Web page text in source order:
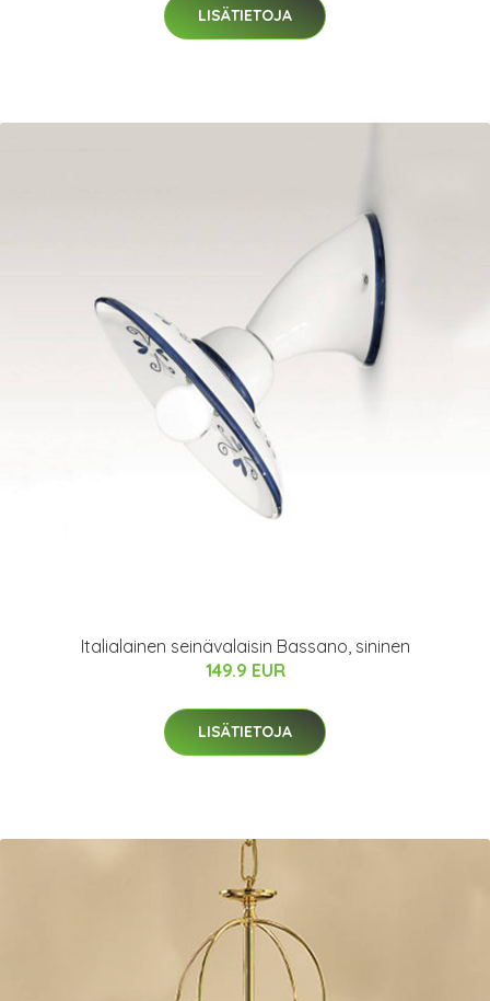
LISÄTIETOJA
Italialainen seinävalaisin Bassano, sininen
149.9 EUR
LISÄTIETOJA